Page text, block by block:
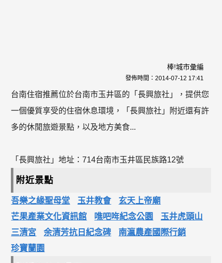
棒!城市彙編
發佈時間： 2014-07-12 17:41
台南住宿推薦位於台南市玉井區的「長興旅社」，提供您
一個優質享受的住宿休息環境，「長興旅社」附近還有許
多的休閒旅遊景點，以及地方美食...
「長興旅社」地址：714台南市玉井區民族路12號
附近景點
吾樂之緣聖母堂 玉井教會
玄天上帝廟
芒果產業文化資訊館
噍吧哖紀念公園
玉井虎頭山
三清宮
余清芳抗日紀念碑
南瀛農產國際行銷
珍寶蘭園